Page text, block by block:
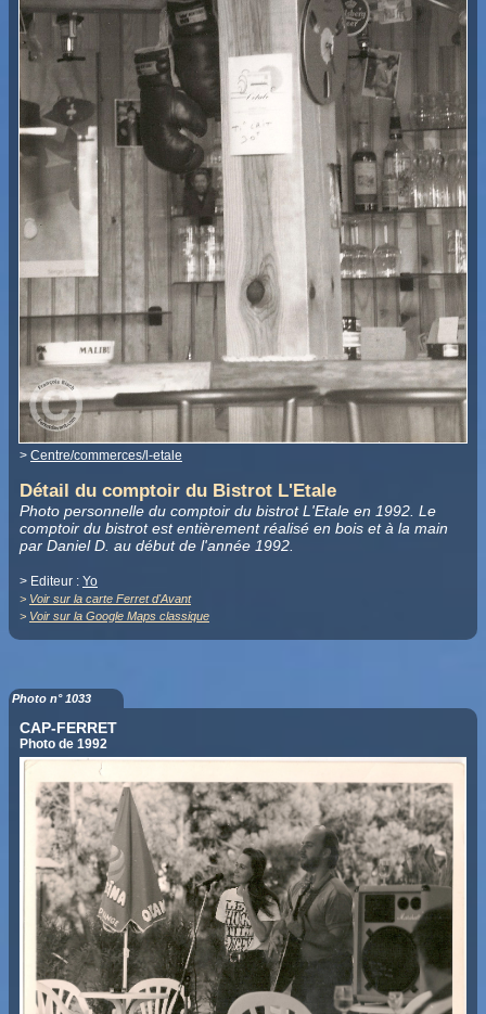
> Centre/commerces/l-etale
Détail du comptoir du Bistrot L'Etale
Photo personnelle du comptoir du bistrot L'Etale en 1992. Le
comptoir du bistrot est entièrement réalisé en bois et à la main
par Daniel D. au début de l'année 1992.
> Editeur : Yo
> Voir sur la carte Ferret d'Avant
> Voir sur la Google Maps classique
Photo n° 1033
CAP-FERRET
Photo de 1992